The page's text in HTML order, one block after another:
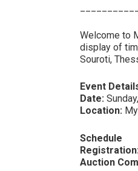
Welcome to
display of
Souroti,
Event
Date:
Location:
Schedule
Auction